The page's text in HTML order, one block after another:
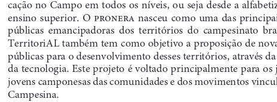
cação no Campo em todos os níveis, ou seja desde a
ensino  superior.  O pronera
nasceu  como  uma  das
públicas  emancipadoras  dos  territórios  do  campesinato
TerritoriAL também tem como objetivo a proposição de
públicas para o desenvolvimento desses territórios, através da
da tecnologia. Este projeto é voltado principalmente para os
jovens camponesas das comunidades e dos movimentos
Campesina.